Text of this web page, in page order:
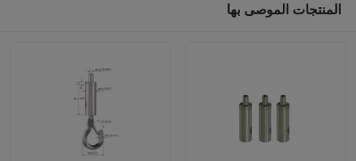
المنتجات الموصى بها